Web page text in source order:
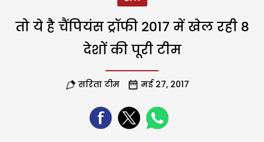
तो ये है चैंपियंस ट्रॉफी 2017 में खेल रही 8
देशों की पूरी टीम
सरिता टीम मई 27, 2017